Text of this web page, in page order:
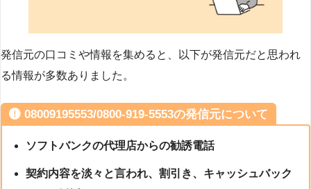
発信元の口コミや情報を集めると、以下が発信元だと思われ
る情報が多数ありました。
08009195553/0800-919-5553の発信元について
ソフトバンクの代理店からの勧誘電話
契約内容を淡々と言われ、割引き、キャッシュバック